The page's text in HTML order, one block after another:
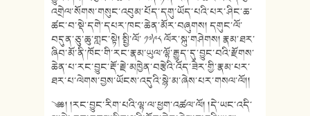
འགྲེལ་སོགས་གསུང་འབུམ་པོད་དགུ་ཡོད་པའི་པར་ཤིང་ཆ་
ཚང་བ་སྡེ་དགེ་དཔར་ཁང་ཆེན་མོར་བཞུགས། དགུང་ལོ་
བདུན་ཅུ་ཆུ་གླང་སྟེ། སྤྱི་ལོ་ ༡༧༩༨ ལོར་སྐུ་གཤེགས། རྣམ་ཐར་
ཞིབ་མོ་ནི་ཁོང་གི་རང་རྣམ་ཡུལ་ལྷོ་རྒྱུད་དུ་བྱུང་བའི་རྫོགས་
ཆེན་པ་རང་བྱུང་རྡོ་རྗེ་མཁྱེན་བརྩེའི་འོད་ཟེར་གྱི་རྣམ་པར་
ཐར་པ་ལེགས་བྱས་ཡོངས་འདུའི་སྙེ་མ་ཞེས་པར་གསལ་ལོ།།
༄༅། །རང་བྱུང་རིག་པའི་ལྷ་ལ་ཕྱག་འཚལ་ལོ། །དེ་ཡང་འདི་